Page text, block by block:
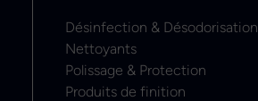
Désinfection & Désodorisation
Nettoyants
Polissage & Protection
Produits de finition